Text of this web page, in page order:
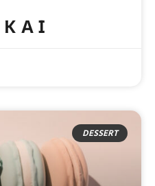
DESSERT